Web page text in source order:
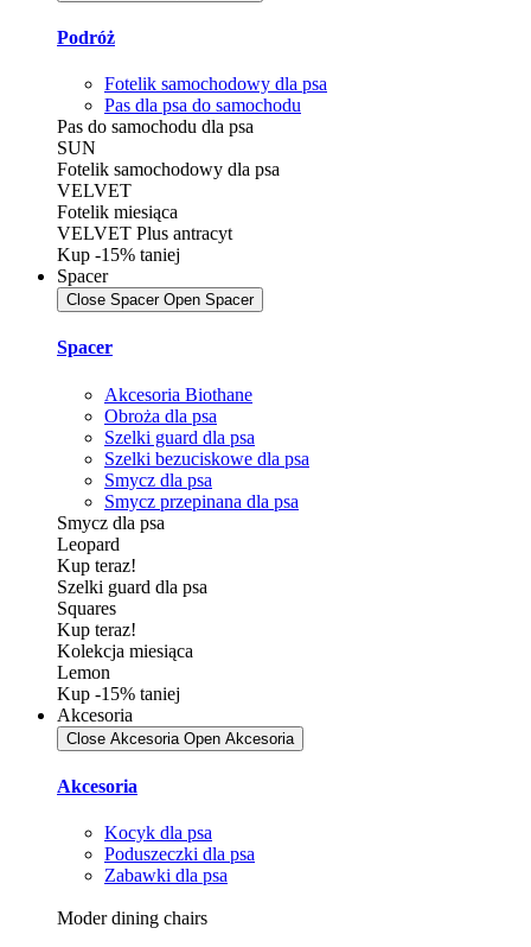
Podróż
Fotelik samochodowy dla psa
Pas dla psa do samochodu
Pas do samochodu dla psa
SUN
Fotelik samochodowy dla psa
VELVET
Fotelik miesiąca
VELVET Plus antracyt
Kup -15% taniej
Spacer
Close Spacer Open Spacer
Spacer
Akcesoria Biothane
Obroża dla psa
Szelki guard dla psa
Szelki bezuciskowe dla psa
Smycz dla psa
Smycz przepinana dla psa
Smycz dla psa
Leopard
Kup teraz!
Szelki guard dla psa
Squares
Kup teraz!
Kolekcja miesiąca
Lemon
Kup -15% taniej
Akcesoria
Close Akcesoria Open Akcesoria
Akcesoria
Kocyk dla psa
Poduszeczki dla psa
Zabawki dla psa
Moder dining chairs